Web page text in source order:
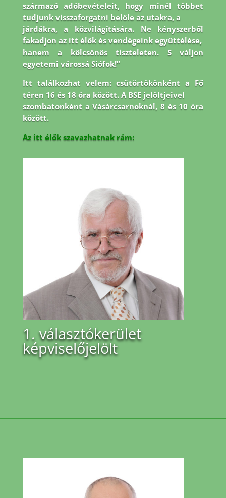
származó adóbevételeit, hogy minél többet
tudjunk visszaforgatni belőle az utakra, a
járdákra, a közvilágítására. Ne kényszerből
fakadjon az itt élők és vendégeink együttélése,
hanem a kölcsönös tiszteleten. S váljon
egyetemi várossá Siófok!”
Itt találkozhat velem: csütörtökönként a Fő
téren 16 és 18 óra között. A BSE jelöltjeivel
szombatonként a Vásárcsarnoknál, 8 és 10 óra
között.
Az itt élők szavazhatnak rám:
1. választókerület
képviselőjelölt